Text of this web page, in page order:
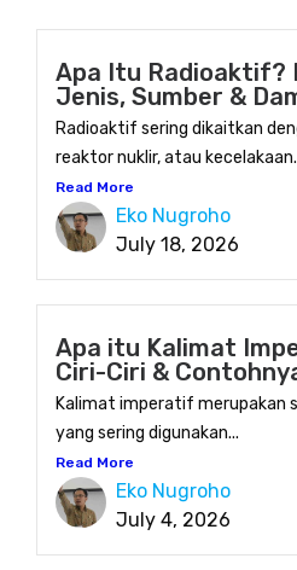
Apa Itu Radioaktif?
Jenis, Sumber &
Radioaktif sering dikaitkan
reaktor nuklir, atau
Read More
Eko Nugroho
July 18, 2026
Apa itu Kalimat
Ciri-Ciri &
Kalimat imperatif merupakan
yang sering digunakan...
Read More
Eko Nugroho
July 4, 2026